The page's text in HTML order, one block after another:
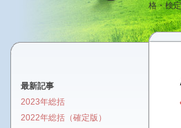
格・検
最新記事
2023年総括
2022年総括（確定版）